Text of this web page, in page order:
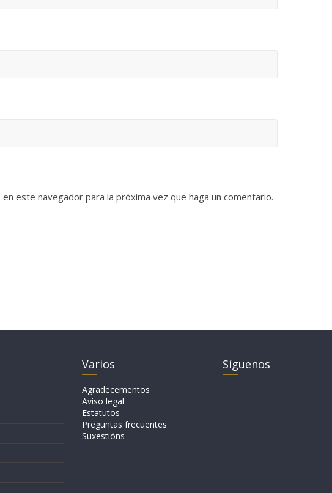
este navegador para la próxima vez que haga un comentario.
Varios
Agradecementos
Aviso legal
Estatutos
Preguntas frecuentes
Suxestións
Síguenos